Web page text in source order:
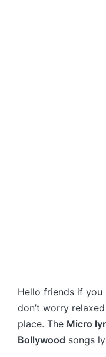
Hello friends if you
don’t worry
place. The Micro
Bollywood songs